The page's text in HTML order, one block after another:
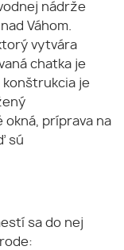
nádrže
Váhom.
vytvára
chatka je
konštrukcia je
okná, príprava na
sú
sa do nej